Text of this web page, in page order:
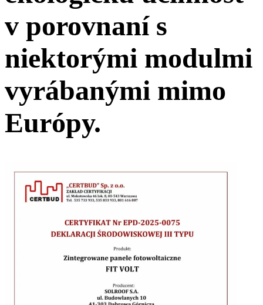
v porovnaní s
niektorými modulmi
vyrábanými mimo
Európy.